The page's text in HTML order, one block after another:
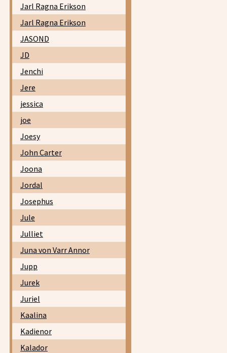
Jarl Ragna Erikson
Jarl Ragna Erikson
JASOND
JD
Jenchi
Jere
jessica
joe
Joesy
John Carter
Joona
Jordal
Josephus
Jule
Julliet
Juna von Varr Annor
Jupp
Jurek
Juriel
Kaalina
Kadienor
Kalador